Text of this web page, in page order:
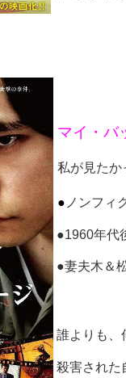
マイ・バ
私が見たか
● ノンフィ
●1960年代
●妻夫木＆
誰よりも、
殺害された